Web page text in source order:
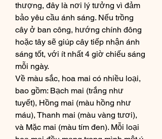
thượng, đây là nơi lý tưởng vì đảm
bảo yêu cầu ánh sáng. Nếu trồng
cây ở ban công, hướng chính đông
hoặc tây sẽ giúp cây tiếp nhận ánh
sáng tốt, với ít nhất 4 giờ chiếu sáng
mỗi ngày.
Về màu sắc, hoa mai có nhiều loại,
bao gồm: Bạch mai (trắng như
tuyết), Hồng mai (màu hồng như
máu), Thanh mai (màu vàng tươi),
và Mặc mai (màu tím đen). Mỗi loại